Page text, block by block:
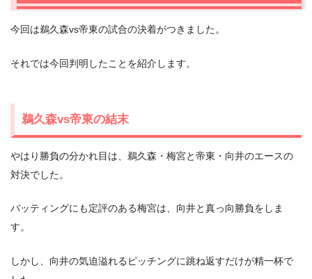
今回は鵜久森vs帝東の試合の決着がつきました。
それでは今回判明したことを紹介します。
鵜久森vs帝東の結末
やはり勝負の分かれ目は、鵜久森・梅宮と帝東・向井のエースの
対決でした。
バッティングにも定評のある梅宮は、向井と真っ向勝負をしま
す。
しかし、向井の気迫溢れるピッチングに跳ね返すだけが精一杯で